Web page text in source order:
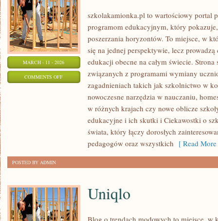
MARCH - 11 - 2026
COMMENTS OFFON
PROGRAMY
UCZNIOWSKIEJ
szkolakamionka.pl to wartościowy portal
programom edukacyjnym, który
poszerzania horyzontów. To miejsce, w
się na jednej perspektywie, lecz
edukacji obecne na całym świecie. Strona
związanych z programami wymiany
zagadnieniach takich jak szkolnictwo w
nowoczesne narzędzia w nauczaniu,
w różnych krajach czy nowe oblicze
edukacyjne i ich skutki i Ciekawostki o
świata, który łączy dorosłych
pedagogów oraz wszystkich [ Read
POSTED BY ADMIN
Uniqlo
Blog o trendach modowych to miejsce, w